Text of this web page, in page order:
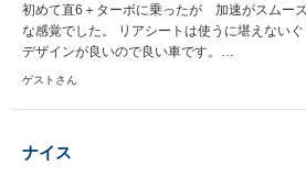
初めて直6＋ターボに乗ったが 加速がスムー
な感覚でした。 リアシートは使うに堪えない
デザインが良いので良い車です。…
ゲストさん
ナイス